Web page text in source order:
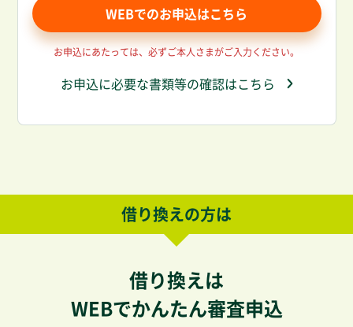
WEBでのお申込はこちら
お申込にあたっては、必ずご本人さまがご入力ください。
お申込に必要な書類等の確認はこちら
借り換えの方は
借り換えは
WEBでかんたん審査申込